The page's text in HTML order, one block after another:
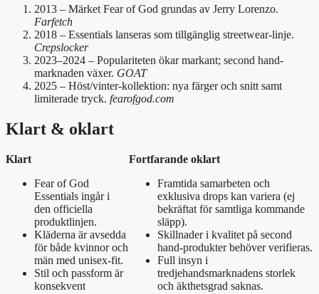
2013 – Märket Fear of God grundas av Jerry Lorenzo.
Farfetch
2018 – Essentials lanseras som tillgänglig streetwear-linje.
Crepslocker
2023–2024 – Populariteten ökar markant; second hand-
marknaden växer. GOAT
2025 – Höst/vinter-kollektion: nya färger och snitt samt
limiterade tryck. fearofgod.com
Klart & oklart
Klart
Fear of God
Essentials ingår i
den officiella
produktlinjen.
Kläderna är avsedda
för både kvinnor och
män med unisex-fit.
Stil och passform är
konsekvent
Fortfarande oklart
Framtida samarbeten och
exklusiva drops kan variera (ej
bekräftat för samtliga kommande
släpp).
Skillnader i kvalitet på second
hand-produkter behöver verifieras.
Full insyn i
tredjehandsmarknadens storlek
och äkthetsgrad saknas.